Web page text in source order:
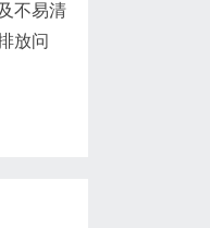
不易清
放问